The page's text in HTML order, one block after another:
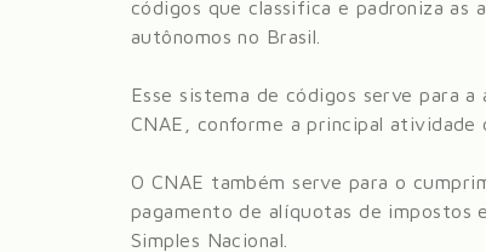
códigos que classifica e padroniza as
autônomos no Brasil.
Esse sistema de códigos serve para
CNAE, conforme a principal atividade
O CNAE também serve para o
pagamento de alíquotas de impostos
Simples Nacional.